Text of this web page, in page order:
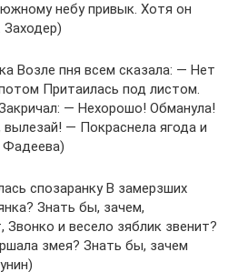
небу привык. Хотя он
Возле пня всем сказала: — Нет
Притаилась под листом.
— Нехорошо! Обманула!
— Покраснела ягода и
Фадеева)
спозаранку В замерзших
Знать бы, зачем,
Звонко и весело зяблик звенит?
змея? Знать бы, зачем